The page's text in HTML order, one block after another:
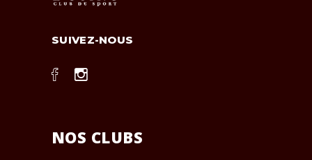
SUIVEZ-NOUS
NOS CLUBS